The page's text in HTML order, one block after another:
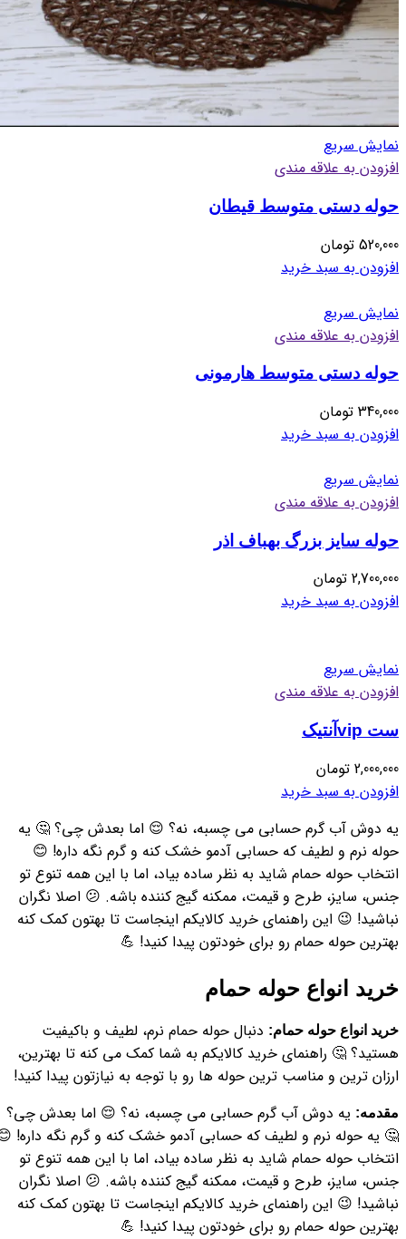
نمایش سریع
افزودن به علاقه مندی
حوله دستی متوسط قیطان
520,000 تومان
افزودن به سبد خرید
نمایش سریع
افزودن به علاقه مندی
حوله دستی متوسط هارمونی
340,000 تومان
افزودن به سبد خرید
نمایش سریع
افزودن به علاقه مندی
حوله سایز بزرگ بهباف اذر
2,700,000 تومان
افزودن به سبد خرید
نمایش سریع
افزودن به علاقه مندی
ست vipآنتیک
2,000,000 تومان
افزودن به سبد خرید
یه دوش آب گرم حسابی می چسبه، نه؟ 😌 اما بعدش چی؟ 🤔 یه
حوله نرم و لطیف که حسابی آدمو خشک کنه و گرم نگه داره! 😊
انتخاب حوله حمام شاید به نظر ساده بیاد، اما با این همه تنوع تو
جنس، سایز، طرح و قیمت، ممکنه گیج کننده باشه. 😕 اصلا نگران
نباشید! 😉 این راهنمای خرید کالایکم اینجاست تا بهتون کمک کنه
بهترین حوله حمام رو برای خودتون پیدا کنید! 💪
خرید انواع حوله حمام
خرید انواع حوله حمام: دنبال حوله حمام نرم، لطیف و باکیفیت
هستید؟ 🤔 راهنمای خرید کالایکم به شما کمک می کنه تا بهترین،
ارزان ترین و مناسب ترین حوله ها رو با توجه به نیازتون پیدا کنید!
مقدمه: یه دوش آب گرم حسابی می چسبه، نه؟ 😌 اما بعدش چی؟
🤔 یه حوله نرم و لطیف که حسابی آدمو خشک کنه و گرم نگه داره!
انتخاب حوله حمام شاید به نظر ساده بیاد، اما با این همه تنوع تو
جنس، سایز، طرح و قیمت، ممکنه گیج کننده باشه. 😕 اصلا نگران
نباشید! 😉 این راهنمای خرید کالایکم اینجاست تا بهتون کمک کنه
بهترین حوله حمام رو برای خودتون پیدا کنید! 💪